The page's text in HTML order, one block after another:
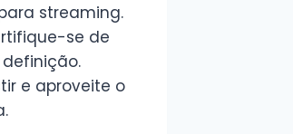
streaming.
se de
e aproveite o